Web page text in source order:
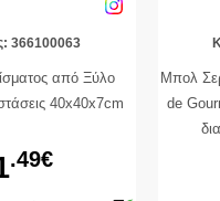
366100063
από Ξύλο
40x40x7cm
.49€
Μπολ
de